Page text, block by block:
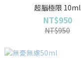
超腦極限 10ml
NT$950
NT$950